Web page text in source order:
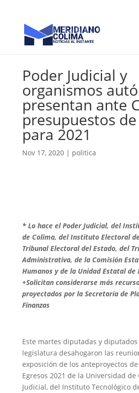
Poder Judicial y
organismos
presentan ante
presupuestos
para 2021
Nov 17, 2020| politica
* Lo hace el Poder Judicial, del
de Colima, del Instituto Electoral
Tribunal Electoral del Estado, del
Administrativa, de la Comisión
Humanos y de la Unidad Estatal de
+Solicitan considerarse más
proyectados por la Secretaría de
Finanzas
Este martes diputadas y diputados
legislatura desahogaron las
exposición de los anteproyectos
Egresos 2021 de la Universidad de
Judicial, del Instituto Tecnológico